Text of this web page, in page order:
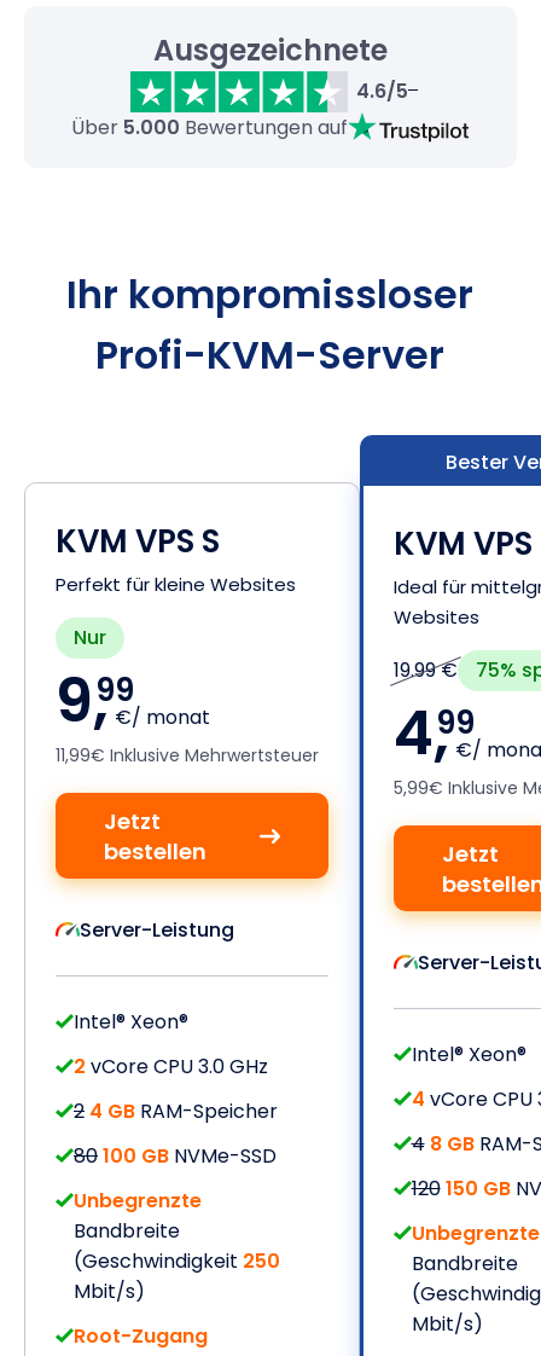
Ausgezeichnete
4.6/5
Über 5.000 Bewertungen auf
Ihr kompromissloser
Profi-KVM-Server
KVM VPS S
Perfekt für kleine Websites
Nur
9,99
€/ monat
11,99€ Inklusive Mehrwertsteuer
Jetzt
bestellen
Server-Leistung
Intel® Xeon®
2 vCore CPU 3.0 GHz
2 4 GB RAM-Speicher
80100 GB NVMe-SSD
Unbegrenzte
Bandbreite
(Geschwindigkeit 250
Mbit/s)
Root-Zugang
Bester
KVM
Ideal für
Websites
19.99 € 75%
4,99
€/
5,99€ Inklusive
Jetzt
Server-
Intel® Xeon®
4 vCore CPU
4 8 GBRAM-
120150 GB
Unbegrenzte
Bandbreite
Mbit/s)